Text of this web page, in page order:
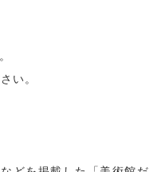
い。